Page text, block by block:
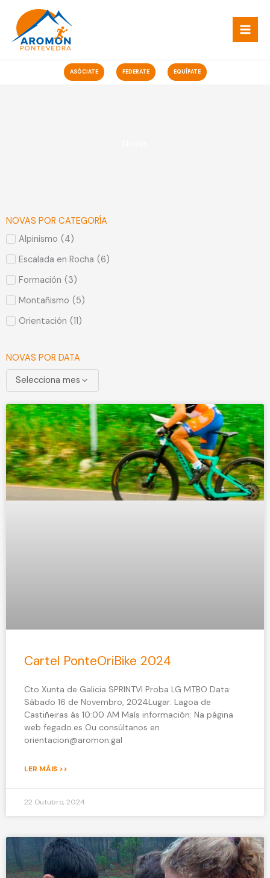
contido
ASÓCIATE FEDERATE EQUÍPATE
NOVAS POR CATEGORÍA
Alpinismo (4)
Escalada en Rocha (6)
Formación (3)
Montañismo (5)
Orientación (11)
NOVAS POR DATA
Selecciona mes
Cartel PonteOriBike 2024
Cto Xunta de Galicia SPRINTVI Proba LG MTBO Data:
Sábado 16 de Novembro, 2024Lugar: Lagoa de
Castiñeiras ás 10:00 AM Maís información: Na página
web fegado.es Ou consúltanos en
orientacion@aromon.gal
LER MÁIS >>
22 Outubro, 2024
PagePagePagePage Page